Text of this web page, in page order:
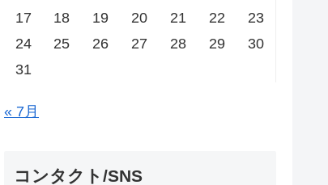
17
18 19 20 21 22
23
24
25 26 27 28 29
30
31
« 7月
コンタクト/SNS